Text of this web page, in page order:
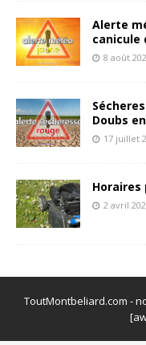
Alerte
canicule
8 août
Doubs
17 juillet
2 avril
ToutMontbeliard.com -